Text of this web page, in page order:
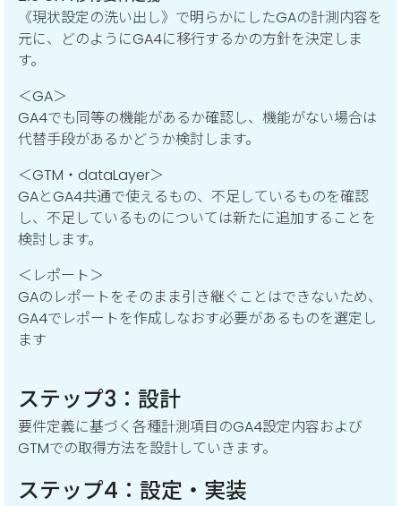
《現状設定の洗い出し》で明らかにしたGAの計測内容を
元に、どのようにGA4に移行するかの方針を決定しま
す。
＜GA＞
GA4でも同等の機能があるか確認し、機能がない場合は
代替手段があるかどうか検討します。
＜GTM・dataLayer＞
GAとGA4共通で使えるもの、不足しているものを確認
し、不足しているものについては新たに追加することを
検討します。
＜レポート＞
GAのレポートをそのまま引き継ぐことはできないため、
GA4でレポートを作成しなおす必要があるものを選定し
ます
ステップ3：設計
要件定義に基づく各種計測項目のGA4設定内容および
GTMでの取得方法を設計していきます。
ステップ4：設定・実装